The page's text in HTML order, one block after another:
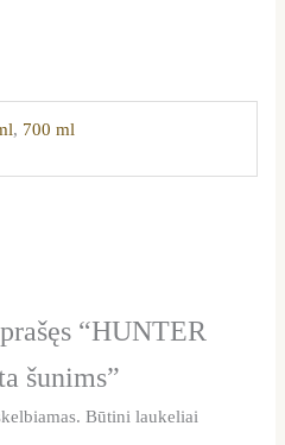
, 700 ml
“HUNTER
šunims”
Būtini laukeliai